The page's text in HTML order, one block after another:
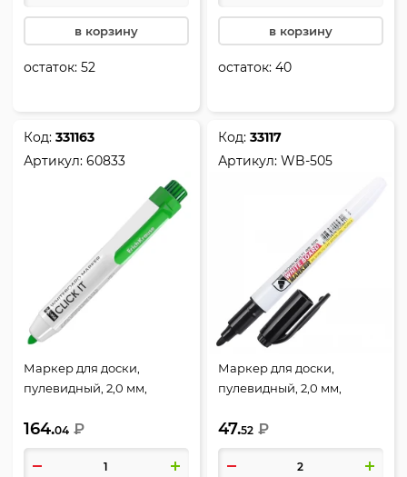
в корзину
остаток:52
в корзину
остаток:40
Код:331163
Артикул:60833
Маркер для доски,
пулевидный, 2,0 мм,
зеленый, упаковка
картонная коробка, RW-
700, Erich Krause, 60833
164.04 ₽
Код:33117
Артикул:WB-505
Маркер для доски,
пулевидный, 2,0 мм,
Crown, WB-505
47.52 ₽